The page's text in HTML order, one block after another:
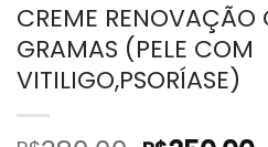
CREME RENOVAÇÃO
GRAMAS (PELE COM
VITILIGO,PSORÍASE)